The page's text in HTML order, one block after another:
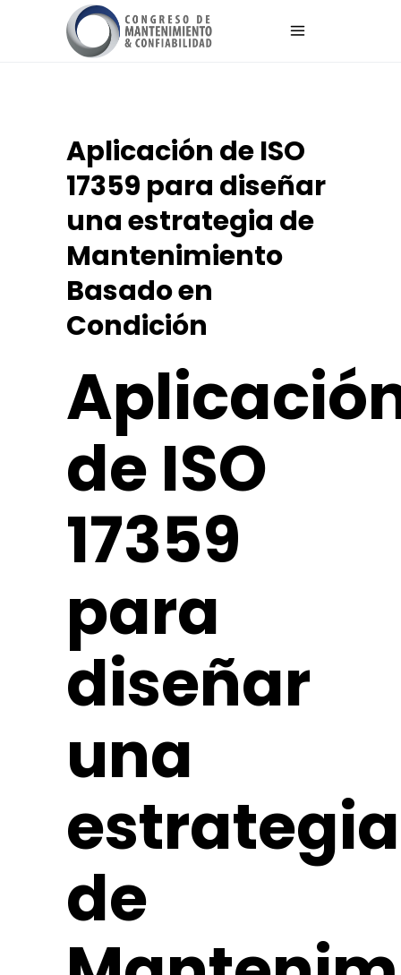
Aplicación de ISO
17359 para diseñar
una estrategia de
Mantenimiento
Basado en
Condición
de ISO
17359
para
diseñar
una
estrategia
de